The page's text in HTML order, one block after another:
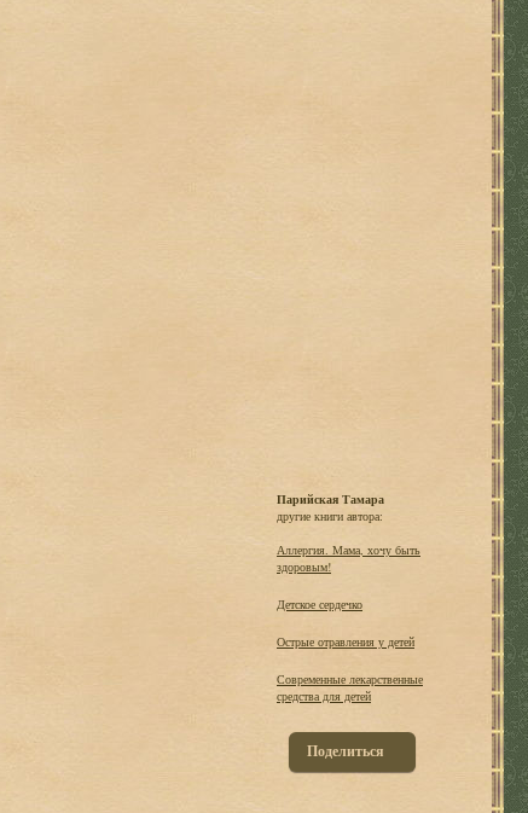
Парийская Тамара
другие книги автора:
Аллергия. Мама, хочу быть
здоровым!
Детское сердечко
Острые отравления у детей
Современные лекарственные
средства для детей
Поделиться